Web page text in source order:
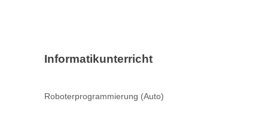
Informatikunterricht
Roboterprogrammierung (Auto)